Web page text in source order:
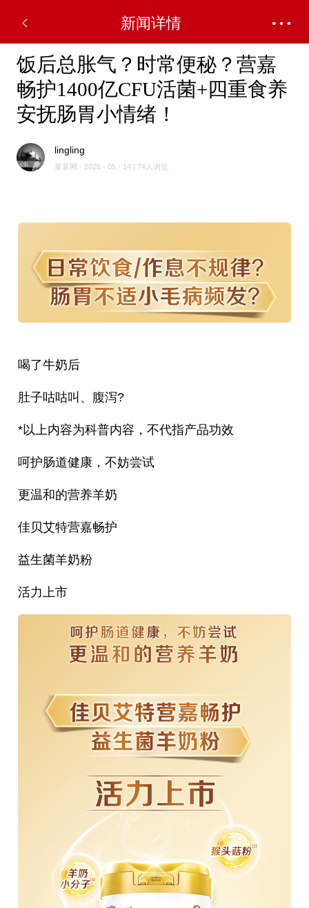
新闻详情
饭后总胀气？时常便秘？营嘉
畅护1400亿CFU活菌+四重食养
安抚肠胃小情绪！
lingling
童装网 - 2026 - 05 - 14 | 74人浏览
喝了牛奶后
肚子咕咕叫、腹泻?
*以上内容为科普内容，不代指产品功效
呵护肠道健康，不妨尝试
更温和的营养羊奶
佳贝艾特营嘉畅护
益生菌羊奶粉
活力上市